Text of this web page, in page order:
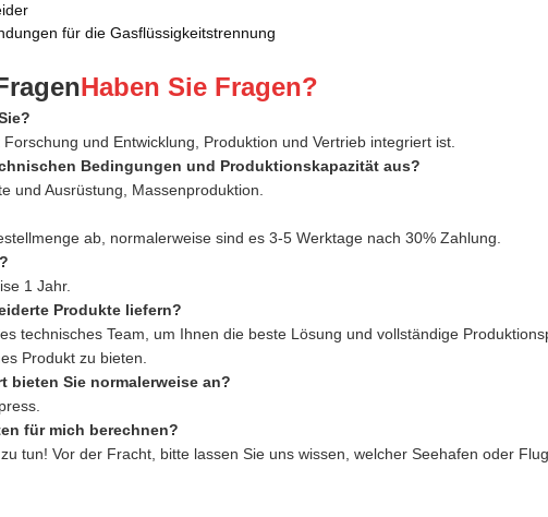
für die Gasflüssigkeitstrennung
Haben Sie Fragen?
und Entwicklung, Produktion und Vertrieb integriert ist.
Bedingungen und Produktionskapazität aus?
und Ausrüstung, Massenproduktion.
ab, normalerweise sind es 3-5 Werktage nach 30% Zahlung.
1 Jahr.
Produkte liefern?
technisches Team, um Ihnen die beste Lösung und vollständige
Produkt zu bieten.
bieten Sie normalerweise an?
für mich berechnen?
tun! Vor der Fracht, bitte lassen Sie uns wissen, welcher Seehafen oder